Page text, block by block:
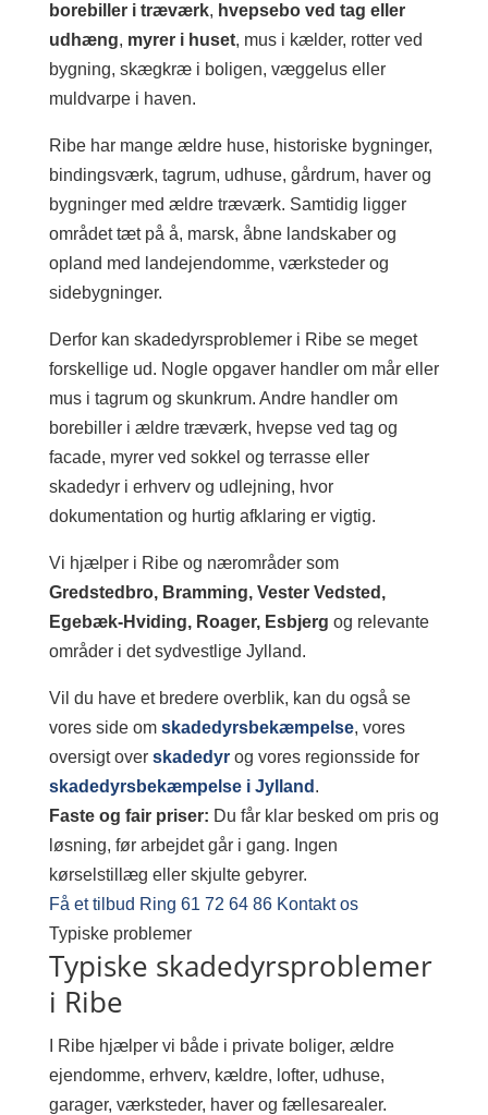
borebiller i træværk, hvepsebo ved tag eller
udhæng, myrer i huset, mus i kælder, rotter ved
bygning, skægkræ i boligen, væggelus eller
muldvarpe i haven.
Ribe har mange ældre huse, historiske bygninger,
bindingsværk, tagrum, udhuse, gårdrum, haver og
bygninger med ældre træværk. Samtidig ligger
området tæt på å, marsk, åbne landskaber og
opland med landejendomme, værksteder og
sidebygninger.
Derfor kan skadedyrsproblemer i Ribe se meget
forskellige ud. Nogle opgaver handler om mår eller
mus i tagrum og skunkrum. Andre handler om
borebiller i ældre træværk, hvepse ved tag og
facade, myrer ved sokkel og terrasse eller
skadedyr i erhverv og udlejning, hvor
dokumentation og hurtig afklaring er vigtig.
Vi hjælper i Ribe og nærområder som
Gredstedbro, Bramming, Vester Vedsted,
Egebæk-Hviding, Roager, Esbjerg og relevante
områder i det sydvestlige Jylland.
Vil du have et bredere overblik, kan du også se
vores side om skadedyrsbekæmpelse, vores
oversigt over skadedyrog vores regionsside for
skadedyrsbekæmpelse i Jylland .
Faste og fair priser: Du får klar besked om pris og
løsning, før arbejdet går i gang. Ingen
kørselstillæg eller skjulte gebyrer.
Få et tilbud Ring 61 72 64 86 Kontakt os
Typiske problemer
Typiske skadedyrsproblemer
i Ribe
I Ribe hjælper vi både i private boliger, ældre
ejendomme, erhverv, kældre, lofter, udhuse,
garager, værksteder, haver og fællesarealer.